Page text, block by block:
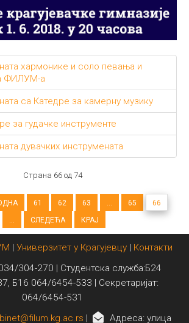
хармонике и соло певања и
ФИЛУМ-а
са Катедре за камерну музику
за гудачке инструменте
дувачких инструмената
Страна 66 од 74
61 62 63 65
66
СЛЕДЕЋА КРАЈ
| Универзитет у Крагујевцу| Контакти
304-270 | Студентска служба:Б24
Б16 064/6454-533 | Секретаријат:
064/6454-531
| Адреса: улица